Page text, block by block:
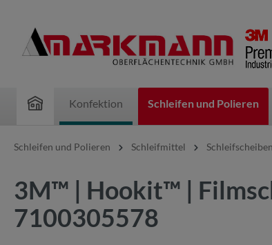
Konfektion Schleifen und Polieren
Schleifen und Polieren Schleifmittel Schleifscheiben
3M™ | Hookit™ |
7100305578